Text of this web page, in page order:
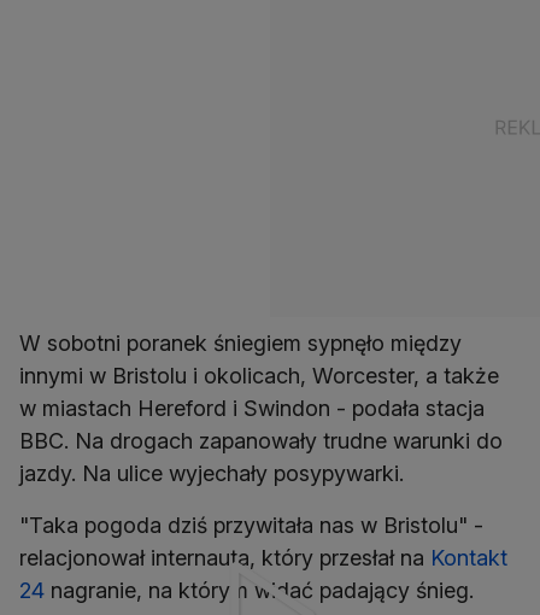
W sobotni poranek śniegiem sypnęło między
innymi w Bristolu i okolicach, Worcester, a także
w miastach Hereford i Swindon - podała stacja
BBC. Na drogach zapanowały trudne warunki do
jazdy. Na ulice wyjechały posypywarki.
"Taka pogoda dziś przywitała nas w Bristolu" -
relacjonował internauta, który przesłał na Kontakt
24 nagranie, na którym widać padający śnieg.